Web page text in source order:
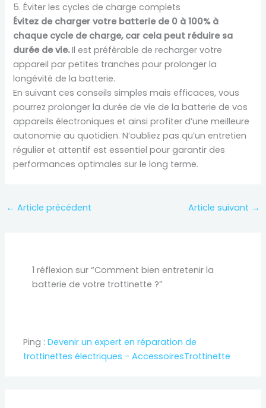
5. Éviter les cycles de charge complets
Évitez de charger votre batterie de 0 à 100% à
chaque cycle de charge, car cela peut réduire sa
durée de vie.Il est préférable de recharger votre
appareil par petites tranches pour prolonger la
longévité de la batterie.
En suivant ces conseils simples mais efficaces, vous
pourrez prolonger la durée de vie de la batterie de vos
appareils électroniques et ainsi profiter d’une meilleure
autonomie au quotidien. N’oubliez pas qu’un entretien
régulier et attentif est essentiel pour garantir des
performances optimales sur le long terme.
← Article précédent Article suivant →
1 réflexion sur “Comment bien entretenir la
batterie de votre trottinette ?”
Ping :Devenir un expert en réparation de
trottinettes électriques - AccessoiresTrottinette